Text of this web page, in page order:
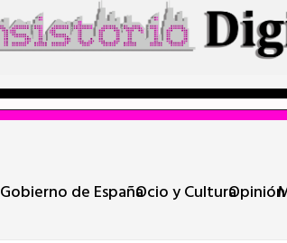
Gobierno de EspañaOcio y CulturaOpinión